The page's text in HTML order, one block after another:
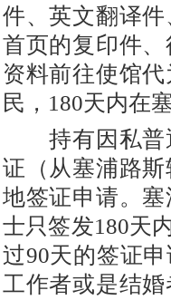
件、英文翻译
首页的复印件
资料前往使馆
民，180天内在
持有因私普通
证（从塞浦路
地签证申请。
士只签发180天
过90天的签证
工作者或是结